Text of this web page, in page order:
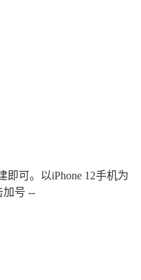
即可。以iPhone 12手机为
加号 --